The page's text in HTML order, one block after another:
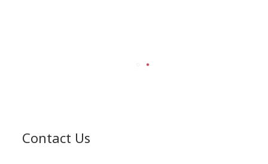
Contact Us